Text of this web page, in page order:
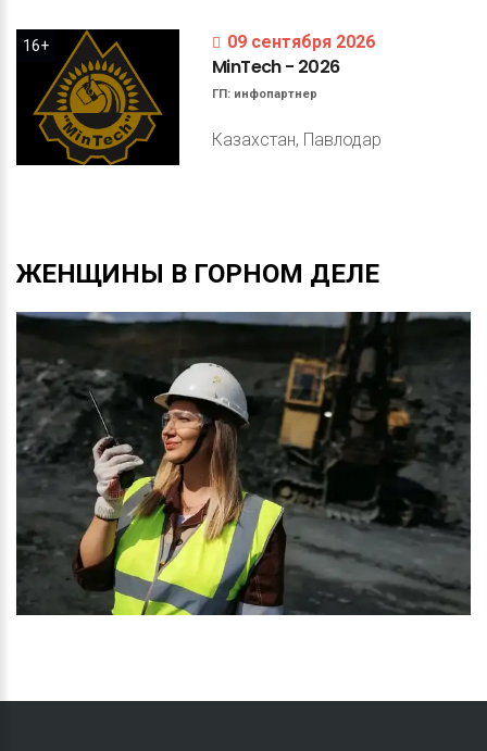
16+ 09 сентября 2026
MinTech- 2026
ГП: инфопартнер
Казахстан, Павлодар
ЖЕНЩИНЫ В ГОРНОМ ДЕЛЕ